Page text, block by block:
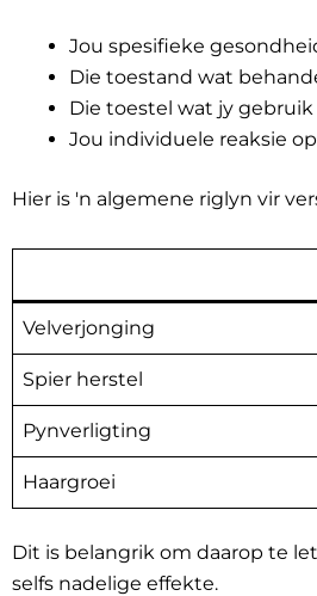
Jou spesifieke
Die toestand wat
Die toestel wat jy gebruik
Jou individuele reaksie
Hier is 'n algemene riglyn vir
Velverjonging
Spier herstel
Pynverligting
Haargroei
Dit is belangrik om daarop te
selfs nadelige effekte.